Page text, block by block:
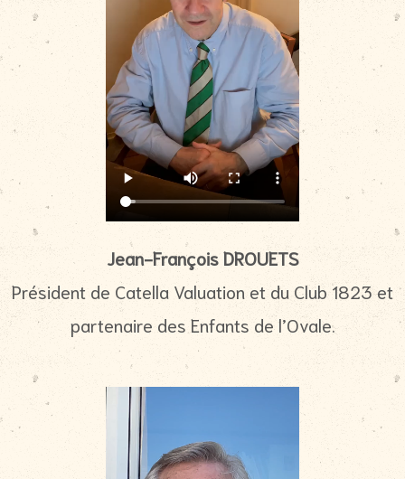
Jean-François DROUETS
Président de Catella Valuation et du Club 1823 et
partenaire des Enfants de l’Ovale.